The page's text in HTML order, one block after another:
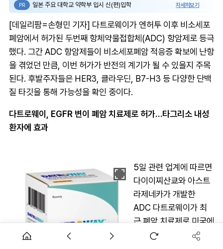
PR 일본 주요 대학교 약학부 입시 신(편)입학 자세히보기
[데일리팜=손형민 기자] 다트로웨이가 엔허투 이후 비소세포
폐암에서 허가된 두번째 항체약물접합체(ADC) 항암제로 등극
했다. 그간 ADC 항암제들이 비소세포폐암 적응증 확보에 난항
을 겪었던 만큼, 이번 허가가 반전의 계기가 될 수 있을지 주목
된다. 후발주자들은 HER3, 클라우딘, B7-H3 등 다양한 단백
질 타깃을 통해 가능성을 확인 중이다.
다트로웨이, EGFR 변이 폐암 치료제로 허가…타그리소 내성
환자에 효과
5일 관련 업계에 따르면
다이이찌산쿄와 아스트
라제네카가 개발한
ADC 다트로웨이가 최
근 폐암 치료제로 미국에
서 허가됐다. 다트로웨이